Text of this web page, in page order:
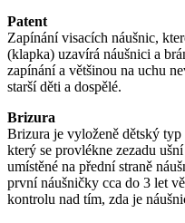
Patent
Zapínání visacích náušnic,
(klapka) uzavírá náušnici a
zapínání a většinou na uchu
starší děti a dospělé.
Brizura
Brizura je vyloženě dětský
který se provlékne zezadu
umístěné na přední straně
první náušničky cca do 3 let
kontrolu nad tím, zda je